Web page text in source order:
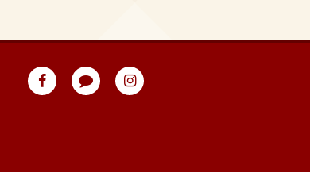
eventpeppersBlog
eventpeppers